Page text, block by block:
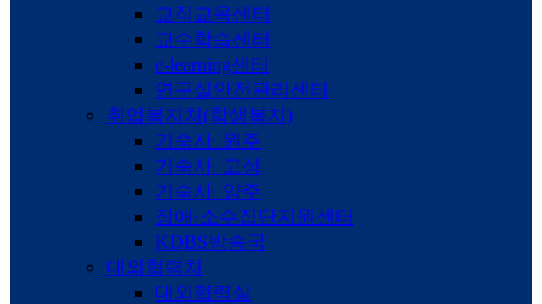
교직교육센터
교수학습센터
e-learning센터
연구실안전관리센터
취업복지처(학생복지)
기숙사_원주
기숙사_고성
기숙사_양주
장애·소수집단지원센터
KDBS방송국
대외협력처
대외협력실